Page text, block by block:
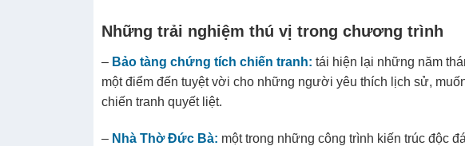
Những trải nghiệm thú vị trong chương trình
– Bảo tàng chứng tích chiến tranh:tái hiện lại những năm
một điểm đến tuyệt vời cho những người yêu thích lịch sử,
chiến tranh quyết liệt.
– Nhà Thờ Đức Bà: một trong những công trình kiến trúc độc